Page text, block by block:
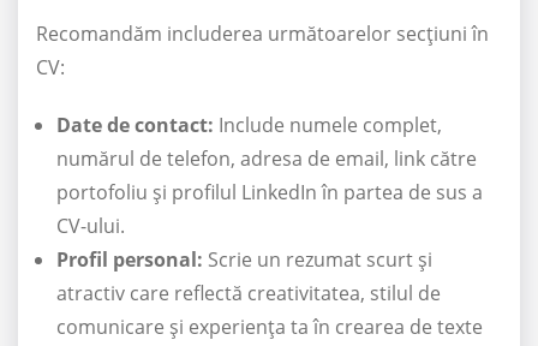
Recomandăm includerea următoarelor secțiuni în
CV:
Date de contact: Include numele complet,
numărul de telefon, adresa de email, link către
portofoliu și profilul LinkedIn în partea de sus a
CV-ului.
Profil personal: Scrie un rezumat scurt și
atractiv care reflectă creativitatea, stilul de
comunicare și experiența ta în crearea de texte